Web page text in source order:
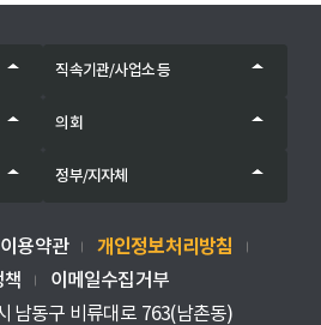
직속기관/사업소 등
의회
정부/지자체
이용약관 개인정보처리방침
책
이메일수집거부
남동구 비류대로 763(남촌동)